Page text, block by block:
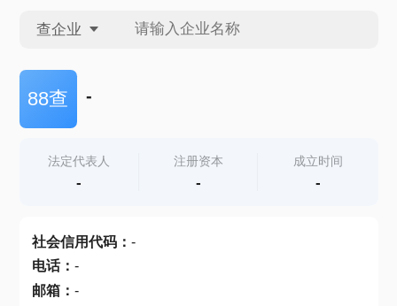
查企业
查企业
查产地
88查 -
法定代表人
-
注册资本
-
成立时间
-
社会信用代码： -
电话： -
邮箱： -